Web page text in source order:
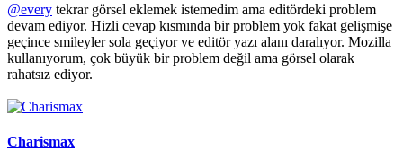
@every tekrar görsel eklemek istemedim ama editördeki problem
devam ediyor. Hizli cevap kısmında bir problem yok fakat gelişmişe
geçince smileyler sola geçiyor ve editör yazı alanı daralıyor. Mozilla
kullanıyorum, çok büyük bir problem değil ama görsel olarak
rahatsız ediyor.
Charismax